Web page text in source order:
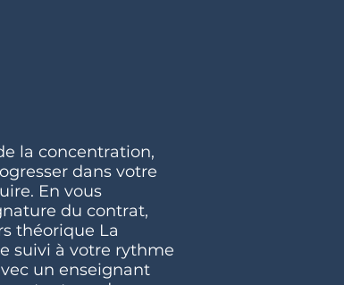
la concentration,
dans votre
En vous
du contrat,
théorique La
suivi à votre rythme
un enseignant